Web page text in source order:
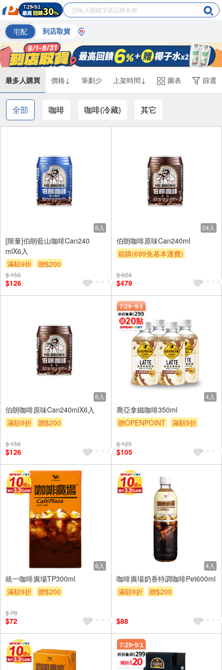
宅配 到店取貨
最多人購買 價格↓ 筆劃少 上架時間↓ 圖表 篩選
全部 咖啡 咖啡(冷藏) 其它
6入
[限量]伯朗藍山咖啡Can240
mlX6入
滿額9折
贈$200
$ 156
$126
24入
伯朗咖啡原味Can240ml
箱購(699免基本運費)
$ 624
$479
6入
伯朗咖啡原味Can240mlX6入
滿額9折
贈$200
$ 156
$126
4入
喬亞拿鐵咖啡350ml
贈OPENPOINT
滿額9折
$ 125
$105
6入
統一咖啡廣場TP300ml
滿額9折
贈$200
$ 78
$72
4入
咖啡廣場奶香特調咖啡Pet600ml
滿額9折
贈$200
$88